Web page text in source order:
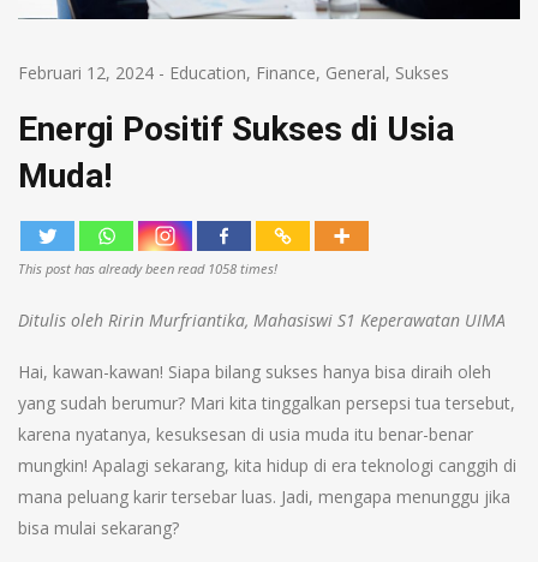
Februari 12, 2024 - Education, Finance, General, Sukses
Energi Positif Sukses di Usia
Muda!
This post has already been read 1058 times!
Ditulis oleh Ririn Murfriantika, Mahasiswi S1 Keperawatan UIMA
Hai, kawan-kawan! Siapa bilang sukses hanya bisa diraih oleh
yang sudah berumur? Mari kita tinggalkan persepsi tua tersebut,
karena nyatanya, kesuksesan di usia muda itu benar-benar
mungkin! Apalagi sekarang, kita hidup di era teknologi canggih di
mana peluang karir tersebar luas. Jadi, mengapa menunggu jika
bisa mulai sekarang?